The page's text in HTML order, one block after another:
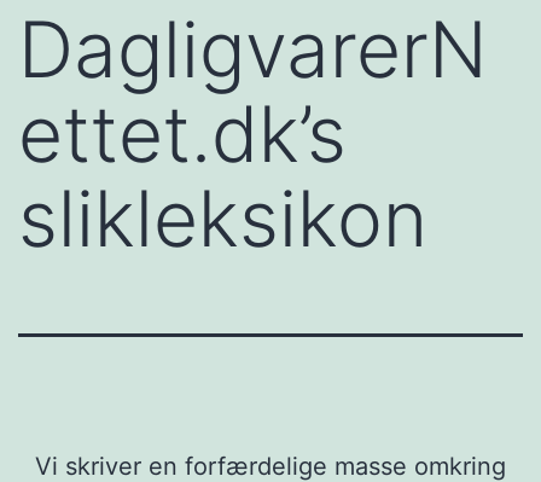
DagligvarerN
ettet.dk’s
slikleksikon
Vi skriver en forfærdelige masse omkring